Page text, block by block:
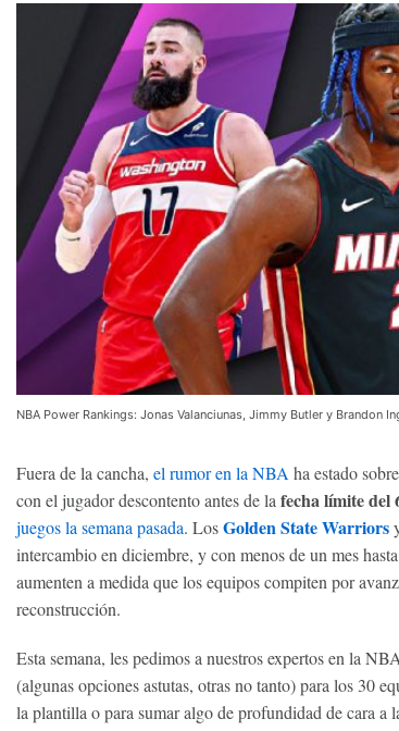
NBA Power Rankings: Jonas Valanciunas, Jimmy Butler y Brandon
Fuera de la cancha, el rumor en la NBAha estado sobre
con el jugador descontento antes de lafecha límite del
juegos la semana pasada. LosGolden State Warriors
intercambio en diciembre, y con menos de un mes
aumenten a medida que los equipos compiten por
reconstrucción.
Esta semana, les pedimos a nuestros expertos en la
(algunas opciones astutas, otras no tanto) para los 30
la plantilla o para sumar algo de profundidad de cara a